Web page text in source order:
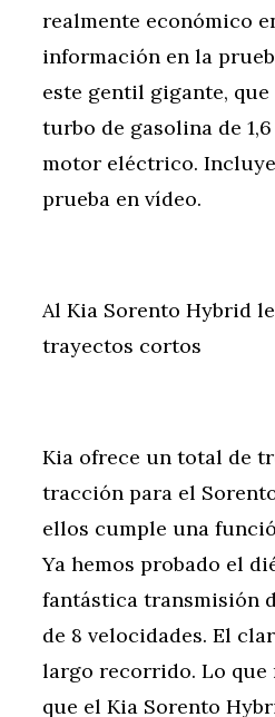
realmente económico
información en la
este gentil gigante,
turbo de gasolina de
motor eléctrico.
prueba en vídeo.
Al Kia Sorento Hybrid
trayectos cortos
Kia ofrece un total de
tracción para el
ellos cumple una
Ya hemos probado el
fantástica transmisión
de 8 velocidades. El
largo recorrido. Lo que
que el Kia Sorento